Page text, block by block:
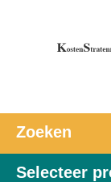
Zoeken
Selecteer